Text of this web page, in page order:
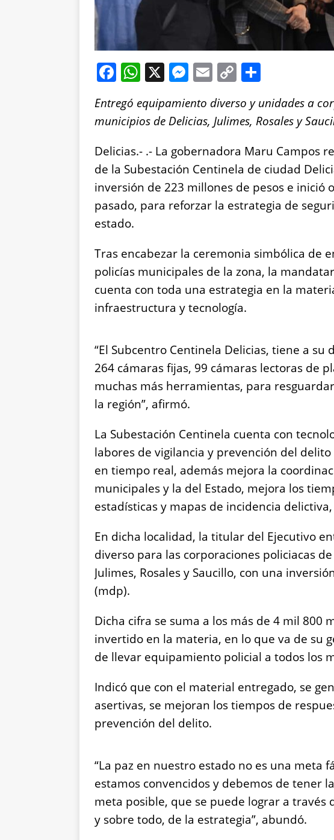
F
c
e
b
o
o
k
W
at
s
A
p
p
X M
ss
e
n
g
er
E
m
ai
l
C
p
y
Li
n
k
a
re
Entregó equipamiento diverso y unidades a
municipios de Delicias, Julimes, Rosales y
Delicias.- .- La gobernadora Maru Campos
de la Subestación Centinela de ciudad
inversión de 223 millones de pesos e inició
pasado, para reforzar la estrategia de
estado.
Tras encabezar la ceremonia simbólica de
policías municipales de la zona, la
cuenta con toda una estrategia en la
infraestructura y tecnología.
“El Subcentro Centinela Delicias, tiene a su
264 cámaras fijas, 99 cámaras lectoras de
muchas más herramientas, para
la región”, afirmó.
La Subestación Centinela cuenta con
labores de vigilancia y prevención del
en tiempo real, además mejora la
municipales y la del Estado, mejora los
estadísticas y mapas de incidencia
En dicha localidad, la titular del Ejecutivo
diverso para las corporaciones policiacas
Julimes, Rosales y Saucillo, con una
(mdp).
Dicha cifra se suma a los más de 4 mil 800
invertido en la materia, en lo que va de su
de llevar equipamiento policial a todos los
Indicó que con el material entregado, se
asertivas, se mejoran los tiempos de
prevención del delito.
“La paz en nuestro estado no es una meta
estamos convencidos y debemos de tener
meta posible, que se puede lograr a
y sobre todo, de la estrategia”, abundó.